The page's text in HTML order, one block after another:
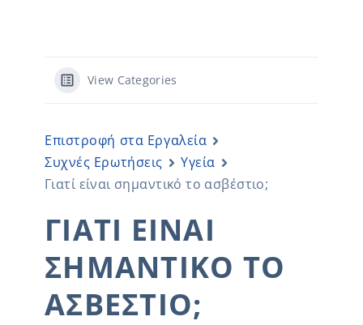
View Categories
Επιστροφή στα Εργαλεία
Συχνές Ερωτήσεις
Υγεία
Γιατί είναι σημαντικό το ασβέστιο;
ΓΙΑΤΊ ΕΊΝΑΙ
ΣΗΜΑΝΤΙΚΌ ΤΟ
ΑΣΒΈΣΤΙΟ;